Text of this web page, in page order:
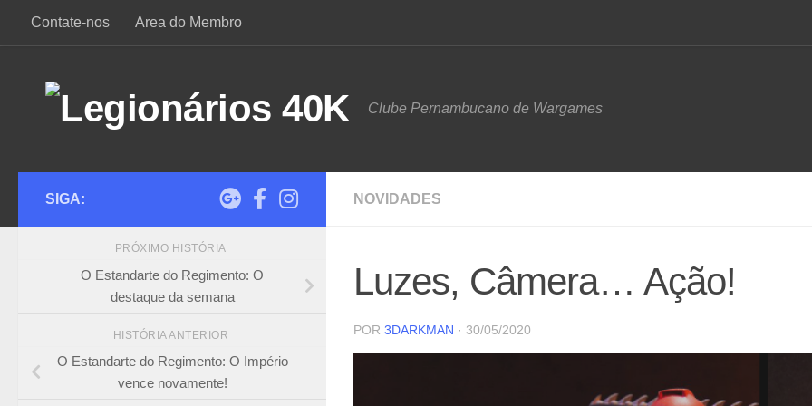
Skip to content
Contate-nos Area do Membro
Clube Pernambucano de Wargames
NOVIDADES
Luzes, Câmera… Ação!
POR 3DARKMAN · 30/05/2020
SIGA:
PRÓXIMO HISTÓRIA
O Estandarte do Regimento: O
destaque da semana
HISTÓRIA ANTERIOR
O Estandarte do Regimento: O Império
vence novamente!